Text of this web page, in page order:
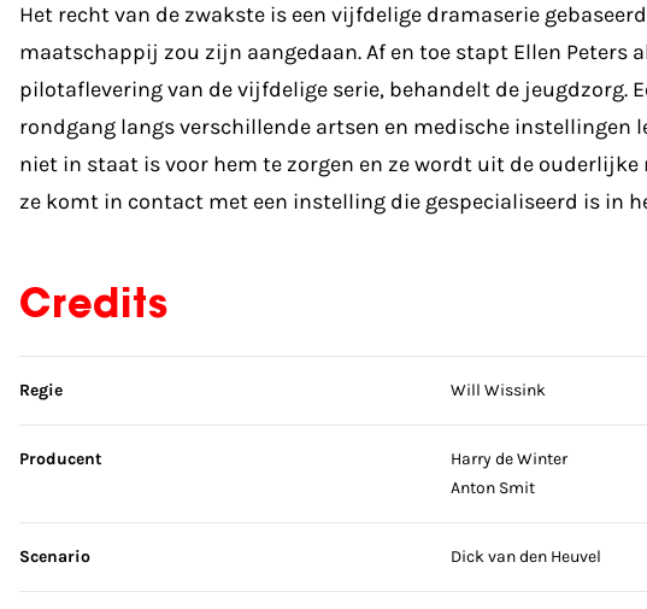
Het recht van de zwakste is een vijfdelige dramaserie
maatschappij zou zijn aangedaan. Af en toe stapt Ellen
pilotaflevering van de vijfdelige serie, behandelt de jeugdzorg.
rondgang langs verschillende artsen en medische instellingen
niet in staat is voor hem te zorgen en ze wordt uit de
ze komt in contact met een instelling die gespecialiseerd is in
Credits
Sla credits over
Regie Will Wissink
Producent
Harry de Winter
Anton Smit
Scenario Dick van den Heuvel